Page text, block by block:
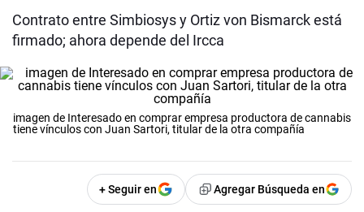
Contrato entre Simbiosys y Ortiz von Bismarck está
firmado; ahora depende del Ircca
imagen de Interesado en comprar empresa productora de cannabis
tiene vínculos con Juan Sartori, titular de la otra compañía
+ Seguir en Agregar Búsqueda en